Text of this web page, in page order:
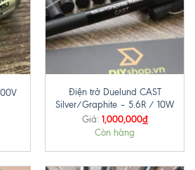
Điện trở Duelund CAST
Silver/Graphite – 5.6R / 10W
Giá: 1,000,000₫
Còn hàng